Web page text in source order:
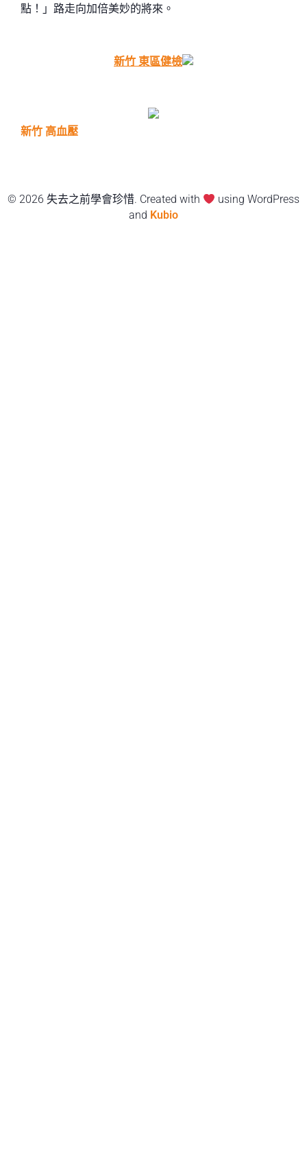
點！」路走向加倍美妙的將來。
新竹 東區健檢
新竹 高血壓
© 2026 失去之前學會珍惜. Created with
using WordPress
and Kubio